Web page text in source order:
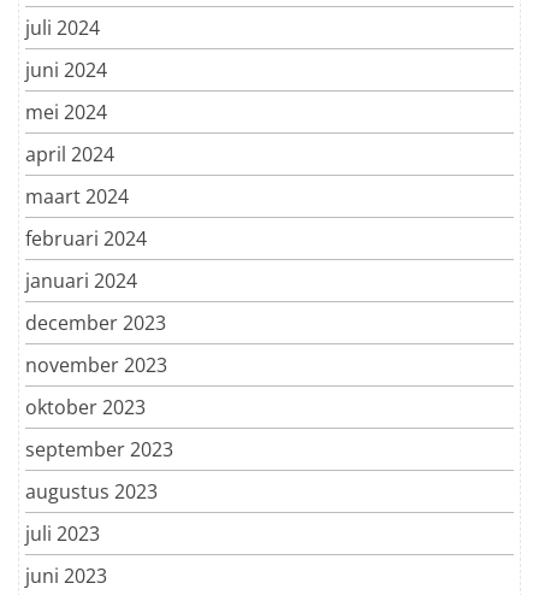
juli 2024
juni 2024
mei 2024
april 2024
maart 2024
februari 2024
januari 2024
december 2023
november 2023
oktober 2023
september 2023
augustus 2023
juli 2023
juni 2023